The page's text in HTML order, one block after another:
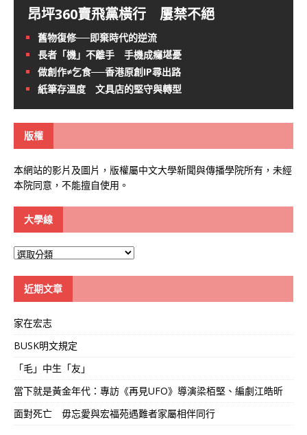
昂坪360賣飛黨橫行 屢禁不絕
舊物復修──即棄時代的逆流
長者「機」不離手 手機成癮堪憂
做創作≠乞食──香港原創IP尋出路
紙筆存溫度 文具店的堅守與轉型
版權
本網站的影片及圖片，版權屬中文大學新聞與傳播學院所有，未經
本院同意，不能擅自使用。
大學線
大
近期文章
家在宏志
BUSK明文規定
「毛」中生「友」
當下就是黃金年代：專訪《再見UFO》導演梁栢堅、編劇江皓昕
面對死亡 毋忘愛與宏福苑遇難者家屬相伴同行